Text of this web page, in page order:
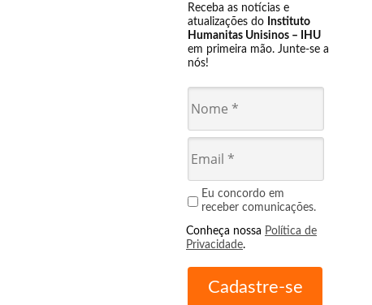
Receba as notícias e
atualizações do Instituto
Humanitas Unisinos – IHU
em primeira mão. Junte-se a
nós!
Eu concordo em
receber comunicações.
Conheça nossa Política de
Privacidade.